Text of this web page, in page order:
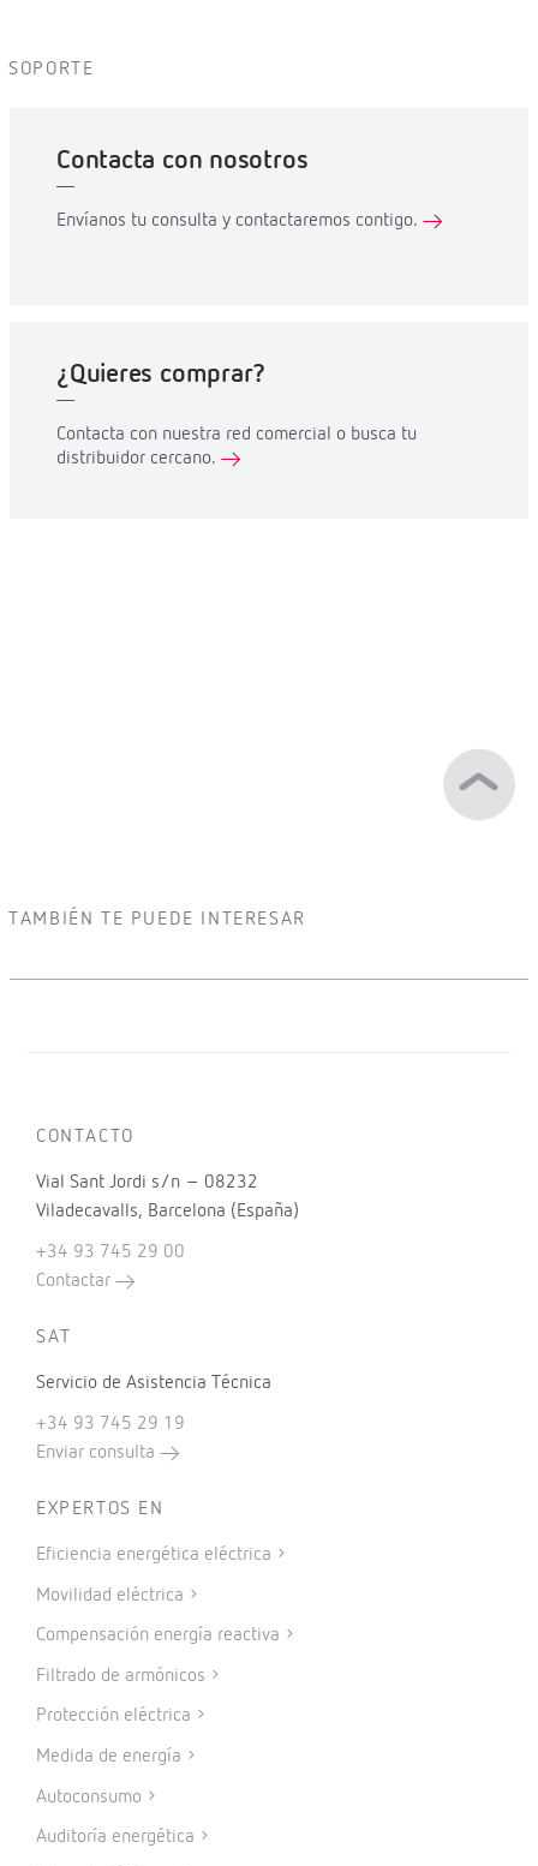
SOPORTE
Contacta con nosotros
Envíanos tu consulta y contactaremos contigo.
¿Quieres comprar?
Contacta con nuestra red comercial o busca tu
distribuidor cercano.
TAMBIÉN TE PUEDE INTERESAR
CONTACTO
Vial Sant Jordi s/n – 08232
Viladecavalls, Barcelona (España)
+34 93 745 29 00
Contactar
SAT
Servicio de Asistencia Técnica
+34 93 745 29 19
Enviar consulta
EXPERTOS EN
Eficiencia energética eléctrica
Movilidad eléctrica
Compensación energía reactiva
Filtrado de armónicos
Protección eléctrica
Medida de energía
Autoconsumo
Auditoría energética